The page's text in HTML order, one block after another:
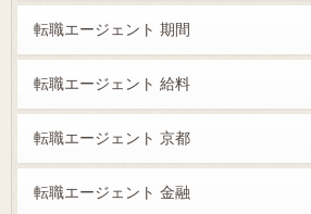
転職エージェント 期間
転職エージェント 給料
転職エージェント 京都
転職エージェント 金融